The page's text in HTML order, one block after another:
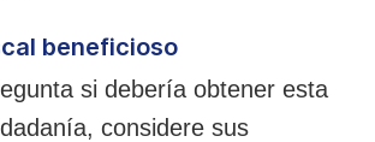
beneficioso
si debería obtener esta
considere sus